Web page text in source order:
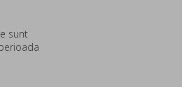
sunt